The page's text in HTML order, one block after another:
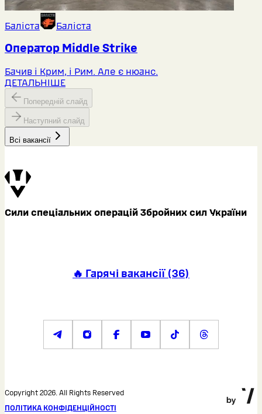
Баліста Баліста
Оператор Middlе Strike
Бачив і Крим, і Рим. Але є нюанс.
ДЕТАЛЬНІШЕ
Попередній слайд
Наступний слайд
Всі вакансії
Сили спеціальних операцій Збройних сил України
🔥 Гарячі вакансії(36)
Copyright 2026. All Rights Reserved
ПОЛІТИКА КОНФІДЕНЦІЙНОСТІ